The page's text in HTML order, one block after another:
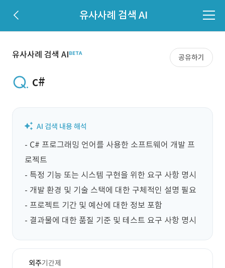
유사사례 검색 AI
유사사례 검색 AI 공유하기
c#
- C# 프로그래밍 언어를 사용한 소프트웨어 개발 프
로젝트
- 특정 기능 또는 시스템 구현을 위한 요구 사항 명시
- 개발 환경 및 기술 스택에 대한 구체적인 설명 필요
- 프로젝트 기간 및 예산에 대한 정보 포함
- 결과물에 대한 품질 기준 및 테스트 요구 사항 명시
외주기간제